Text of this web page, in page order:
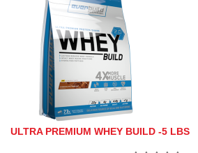
ULTRA PREMIUM WHEY BUILD -5 LBS